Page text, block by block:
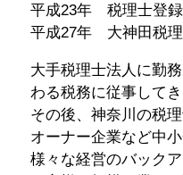
平成23年 税理士登録
平成27年 大神田税
大手税理士法人に勤
わる税務に従事してき
その後、神奈川の税
オーナー企業など中
様々な経営のバック